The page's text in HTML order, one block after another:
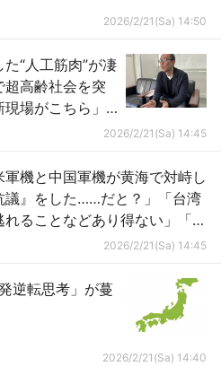
2026/2/21(Sa) 14:50
“人工筋肉”が凄
超高齢社会を突
場がこちら」
ﾙ…」
2026/2/21(Sa) 14:45
機と中国軍機が黄海で対峙し
議』をした……だと？」「台湾
ることなどあり得ない」「せ
」と悲鳴のような社説が出て
2026/2/21(Sa) 14:45
逆転思考」が蔓
2026/2/21(Sa) 14:40